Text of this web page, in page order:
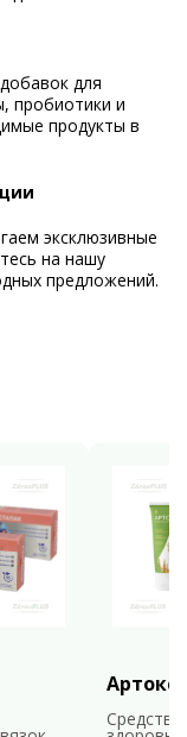
для
пробиотики и
продукты в
эксклюзивные
на нашу
предложений.
Артокс